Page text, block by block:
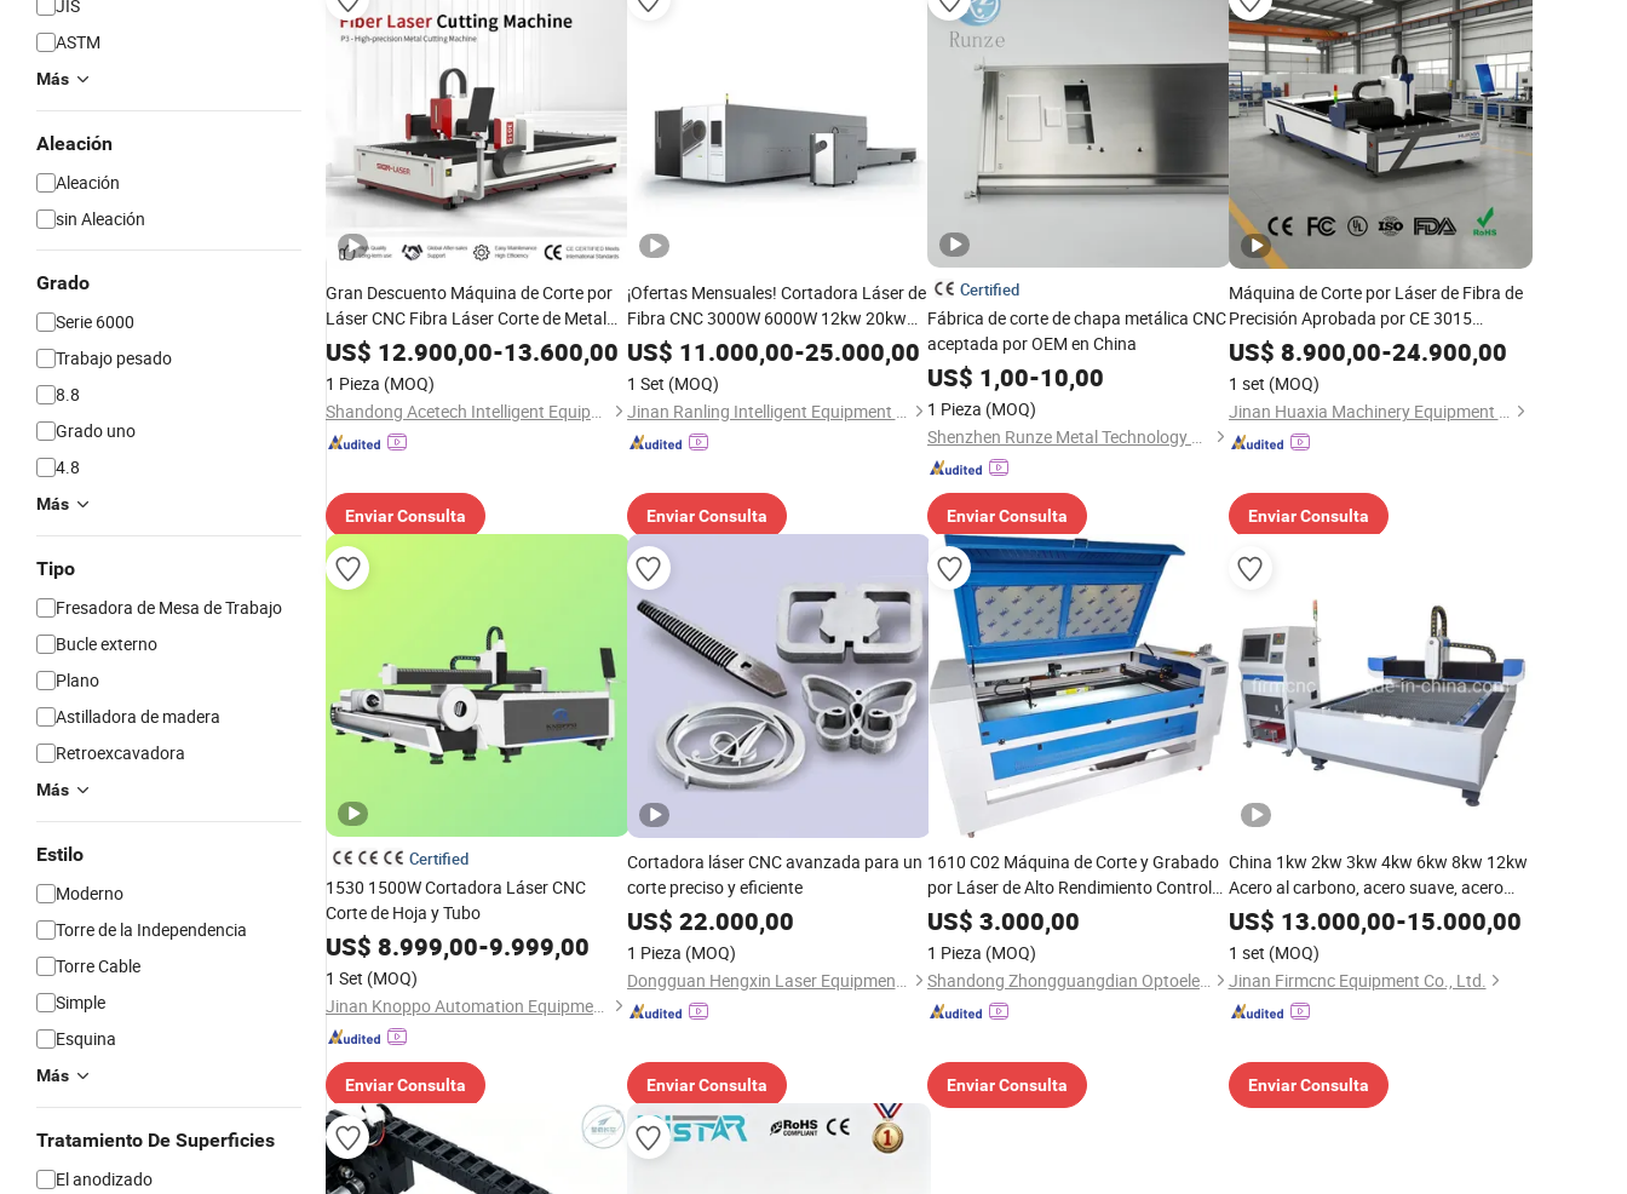
JIS
ASTM
Más
Aleación
Aleación
sin Aleación
Grado
Serie 6000
Trabajo pesado
8.8
Grado uno
4.8
Más
Tipo
Fresadora de Mesa de Trabajo
Bucle externo
Plano
Astilladora de madera
Retroexcavadora
Más
Estilo
Moderno
Torre de la Independencia
Torre Cable
Simple
Esquina
Más
Tratamiento De Superficies
El anodizado
Gran Descuento Máquina de Corte por
Láser CNC Fibra Láser Corte de Metal
Acero Inoxidable 3000W Cortadora
Láser CNC 3015 Acero al Carbono
US$ 12.900,00-13.600,00
1 Pieza (MOQ)
Shandong Acetech Intelligent Equipment Co., Ltd.
Enviar Consulta
¡Ofertas Mensuales! Cortadora Láser de
Fibra CNC 3000W 6000W 12kw 20kw
30kw Corte Láser de Metal para Acero,
Aluminio, Metal, Acero Inoxidable Precio
US$ 11.000,00-25.000,00
1 Set (MOQ)
Jinan Ranling Intelligent Equipment Technology Co., Ltd.
Enviar Consulta
Certified
Fábrica de corte de chapa metálica CNC
aceptada por OEM en China
US$ 1,00-10,00
1 Pieza (MOQ)
Shenzhen Runze Metal Technology Co., Ltd.
Enviar Consulta
Máquina de Corte por Láser de Fibra de
Precisión Aprobada por CE 3015
2000W-12000W Cortadora Láser CNC
para Placa de Hierro, Acero y Aluminio
US$ 8.900,00-24.900,00
1 set (MOQ)
Jinan Huaxia Machinery Equipment Co., Ltd.
Enviar Consulta
Certified
1530 1500W Cortadora Láser CNC
Corte de Hoja y Tubo
US$ 8.999,00-9.999,00
1 Set (MOQ)
Jinan Knoppo Automation Equipment Co., Ltd.
Enviar Consulta
Cortadora láser CNC avanzada para un
corte preciso y eficiente
US$ 22.000,00
1 Pieza (MOQ)
Dongguan Hengxin Laser Equipment Co., Ltd
Enviar Consulta
1610 C02 Máquina de Corte y Grabado
por Láser de Alto Rendimiento Control
CNC 130W Refrigeración por Agua para
Piedra Madera Papelplt Soportado
US$ 3.000,00
1 Pieza (MOQ)
Shandong Zhongguangdian Optoelectronic Technology Co., Ltd.
Enviar Consulta
China 1kw 2kw 3kw 4kw 6kw 8kw 12kw
Acero al carbono, acero suave, acero
inoxidable, aluminio, cobre, corte de
metal en lámina o tubo con láser de fibra
con 3 años de garantía
US$ 13.000,00-15.000,00
1 set (MOQ)
Jinan Firmcnc Equipment Co., Ltd.
Enviar Consulta